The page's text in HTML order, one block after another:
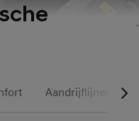
Aandrijflijnen